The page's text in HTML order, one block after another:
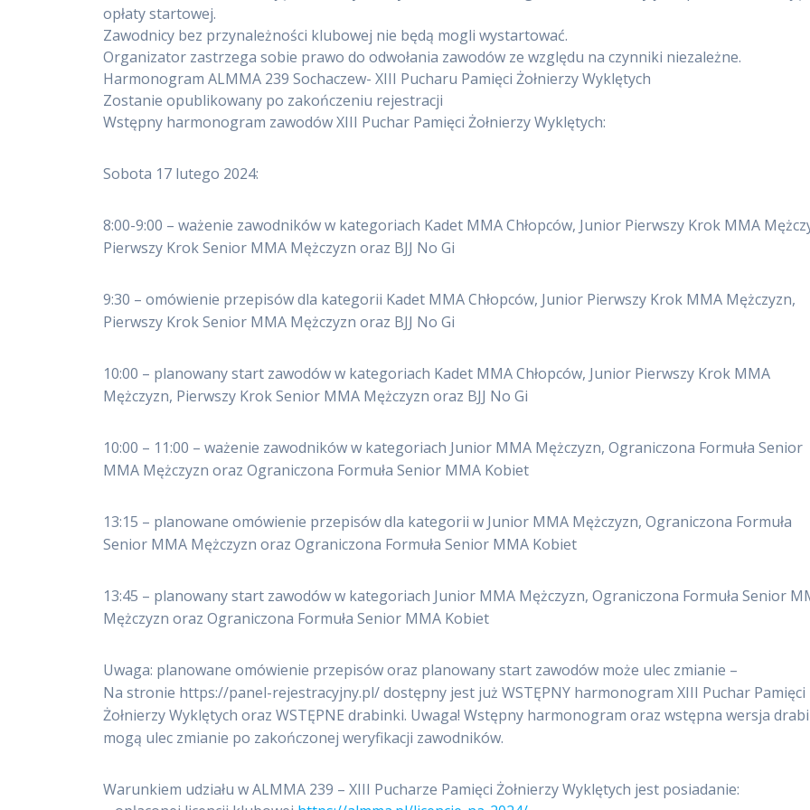
opłaty startowej.
Zawodnicy bez przynależności klubowej nie będą mogli wystartować.
Organizator zastrzega sobie prawo do odwołania zawodów ze względu na czynniki niezależne.
Harmonogram ALMMA 239 Sochaczew- XIII Pucharu Pamięci Żołnierzy Wyklętych
Zostanie opublikowany po zakończeniu rejestracji
Wstępny harmonogram zawodów XIII Puchar Pamięci Żołnierzy Wyklętych:
Sobota 17 lutego 2024:
8:00-9:00 – ważenie zawodników w kategoriach Kadet MMA Chłopców, Junior Pierwszy Krok MMA
Pierwszy Krok Senior MMA Mężczyzn oraz BJJ No Gi
9:30 – omówienie przepisów dla kategorii Kadet MMA Chłopców, Junior Pierwszy Krok MMA Mężczyzn,
Pierwszy Krok Senior MMA Mężczyzn oraz BJJ No Gi
10:00 – planowany start zawodów w kategoriach Kadet MMA Chłopców, Junior Pierwszy Krok MMA
Mężczyzn, Pierwszy Krok Senior MMA Mężczyzn oraz BJJ No Gi
10:00 – 11:00 – ważenie zawodników w kategoriach Junior MMA Mężczyzn, Ograniczona Formuła Senior
MMA Mężczyzn oraz Ograniczona Formuła Senior MMA Kobiet
13:15 – planowane omówienie przepisów dla kategorii w Junior MMA Mężczyzn, Ograniczona Formuła
Senior MMA Mężczyzn oraz Ograniczona Formuła Senior MMA Kobiet
13:45 – planowany start zawodów w kategoriach Junior MMA Mężczyzn, Ograniczona Formuła Senior
Mężczyzn oraz Ograniczona Formuła Senior MMA Kobiet
Uwaga: planowane omówienie przepisów oraz planowany start zawodów może ulec zmianie –
Na stronie https://panel-rejestracyjny.pl/ dostępny jest już WSTĘPNY harmonogram XIII Puchar Pamięci
Żołnierzy Wyklętych oraz WSTĘPNE drabinki. Uwaga! Wstępny harmonogram oraz wstępna wersja
mogą ulec zmianie po zakończonej weryfikacji zawodników.
Warunkiem udziału w ALMMA 239 – XIII Pucharze Pamięci Żołnierzy Wyklętych jest posiadanie: